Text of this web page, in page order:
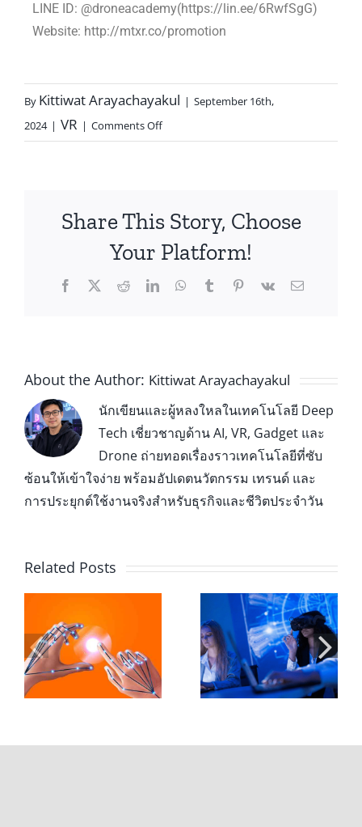
LINE ID: @droneacademy(https://lin.ee/6RwfSgG)
Website: http://mtxr.co/promotion
By Kittiwat Arayachayakul | September 16th,
2024 | VR | Comments Off
Share This Story, Choose
Your Platform!
About the Author: Kittiwat Arayachayakul
นักเขียนและผู้หลงใหลในเทคโนโลยี Deep
Tech เชี่ยวชาญด้าน AI, VR, Gadget และ
Drone ถ่ายทอดเรื่องราวเทคโนโลยีที่ซับ
ซ้อนให้เข้าใจง่าย พร้อมอัปเดตนวัตกรรม เทรนด์ และ
การประยุกต์ใช้งานจริงสำหรับธุรกิจและชีวิตประจำวัน
Related Posts
มหาวิทยาลัย:
บทบาทของ Hand
Tracking ในการ
Controller 2 กับ
การออกแบบ
Hand Tracking
มืออาชีพ